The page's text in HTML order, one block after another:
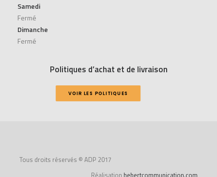
Samedi
Fermé
Dimanche
Fermé
Politiques d’achat et de livraison
VOIR LES POLITIQUES
Tous droits réservés © ADP 2017
Réalisation hebertcommunication.com